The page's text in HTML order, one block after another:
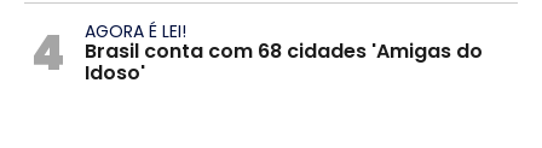
4 AGORA É LEI!
Brasil conta com 68 cidades 'Amigas do
Idoso'